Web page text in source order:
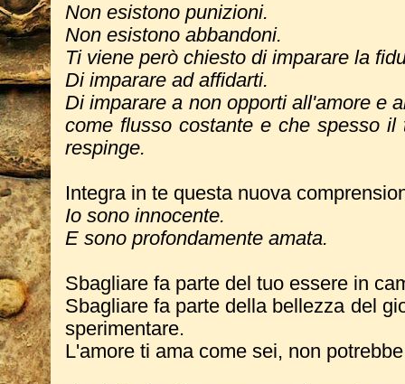
Non esistono punizioni.
Non esistono abbandoni.
Ti viene però chiesto di imparare la
Di imparare ad affidarti.
Di imparare a non opporti all'amore e
come flusso costante e che spesso il
respinge.
Integra in te questa nuova
Io sono innocente.
E sono profondamente amata.
Sbagliare fa parte del tuo essere in
Sbagliare fa parte della bellezza del
sperimentare.
L'amore ti ama come sei, non